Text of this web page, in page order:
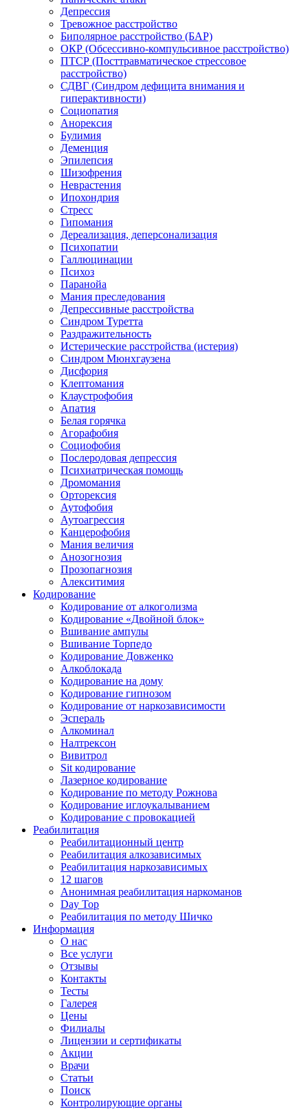
Депрессия
Тревожное расстройство
Биполярное расстройство (БАР)
ОКР (Обсессивно-компульсивное расстройство)
ПТСР (Посттравматическое стрессовое
расстройство)
СДВГ (Синдром дефицита внимания и
гиперактивности)
Социопатия
Анорексия
Булимия
Деменция
Эпилепсия
Шизофрения
Неврастения
Ипохондрия
Стресс
Гипомания
Дереализация, деперсонализация
Психопатии
Галлюцинации
Психоз
Паранойа
Мания преследования
Депрессивные расстройства
Синдром Туретта
Раздражительность
Истерические расстройства (истерия)
Синдром Мюнхгаузена
Дисфория
Клептомания
Клаустрофобия
Апатия
Белая горячка
Агорафобия
Социофобия
Послеродовая депрессия
Психиатрическая помощь
Дромомания
Орторексия
Аутофобия
Аутоагрессия
Канцерофобия
Мания величия
Анозогнозия
Прозопагнозия
Алекситимия
Кодирование
Кодирование от алкоголизма
Кодирование «Двойной блок»
Вшивание ампулы
Вшивание Торпедо
Кодирование Довженко
Алкоблокада
Кодирование на дому
Кодирование гипнозом
Кодирование от наркозависимости
Эспераль
Алкоминал
Налтрексон
Вивитрол
Sit кодирование
Лазерное кодирование
Кодирование по методу Рожнова
Кодирование иглоукалыванием
Кодирование с провокацией
Реабилитация
Реабилитационный центр
Реабилитация алкозависимых
Реабилитация наркозависимых
12 шагов
Анонимная реабилитация наркоманов
Day Top
Реабилитация по методу Шичко
Информация
О нас
Все услуги
Отзывы
Контакты
Тесты
Галерея
Цены
Филиалы
Лицензии и сертификаты
Акции
Врачи
Статьи
Поиск
Контролирующие органы